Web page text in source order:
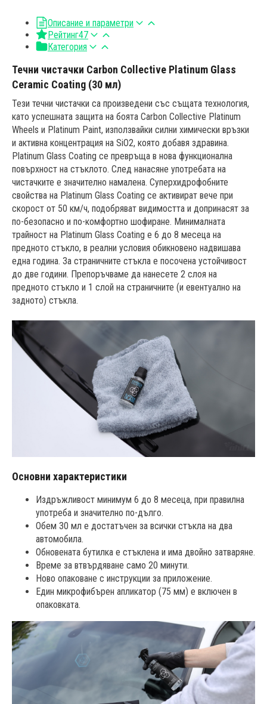
Описание и параметри
Рейтинг47
Категория
Течни чистачки Carbon Collective Platinum Glass
Ceramic Coating (30 мл)
Тези течни чистачки са произведени със същата технология,
като успешната защита на боята Carbon Collective Platinum
Wheels и Platinum Paint, използвайки силни химически връзки
и активна концентрация на SiO2, която добавя здравина.
Platinum Glass Coating се превръща в нова функционална
повърхност на стъклото. След нанасяне употребата на
чистачките е значително намалена. Суперхидрофобните
свойства на Platinum Glass Coating се активират вече при
скорост от 50 км/ч, подобряват видимостта и допринасят за
по-безопасно и по-комфортно шофиране. Минималната
трайност на Platinum Glass Coating е 6 до 8 месеца на
предното стъкло, в реални условия обикновено надвишава
една година. За страничните стъкла е посочена устойчивост
до две години. Препоръчваме да нанесете 2 слоя на
предното стъкло и 1 слой на страничните (и евентуално на
задното) стъкла.
Основни характеристики
Издръжливост минимум 6 до 8 месеца, при правилна
употреба и значително по-дълго.
Обем 30 мл е достатъчен за всички стъкла на два
автомобила.
Обновената бутилка е стъклена и има двойно затваряне.
Време за втвърдяване само 20 минути.
Ново опаковане с инструкции за приложение.
Един микрофибърен апликатор (75 мм) е включен в
опаковката.